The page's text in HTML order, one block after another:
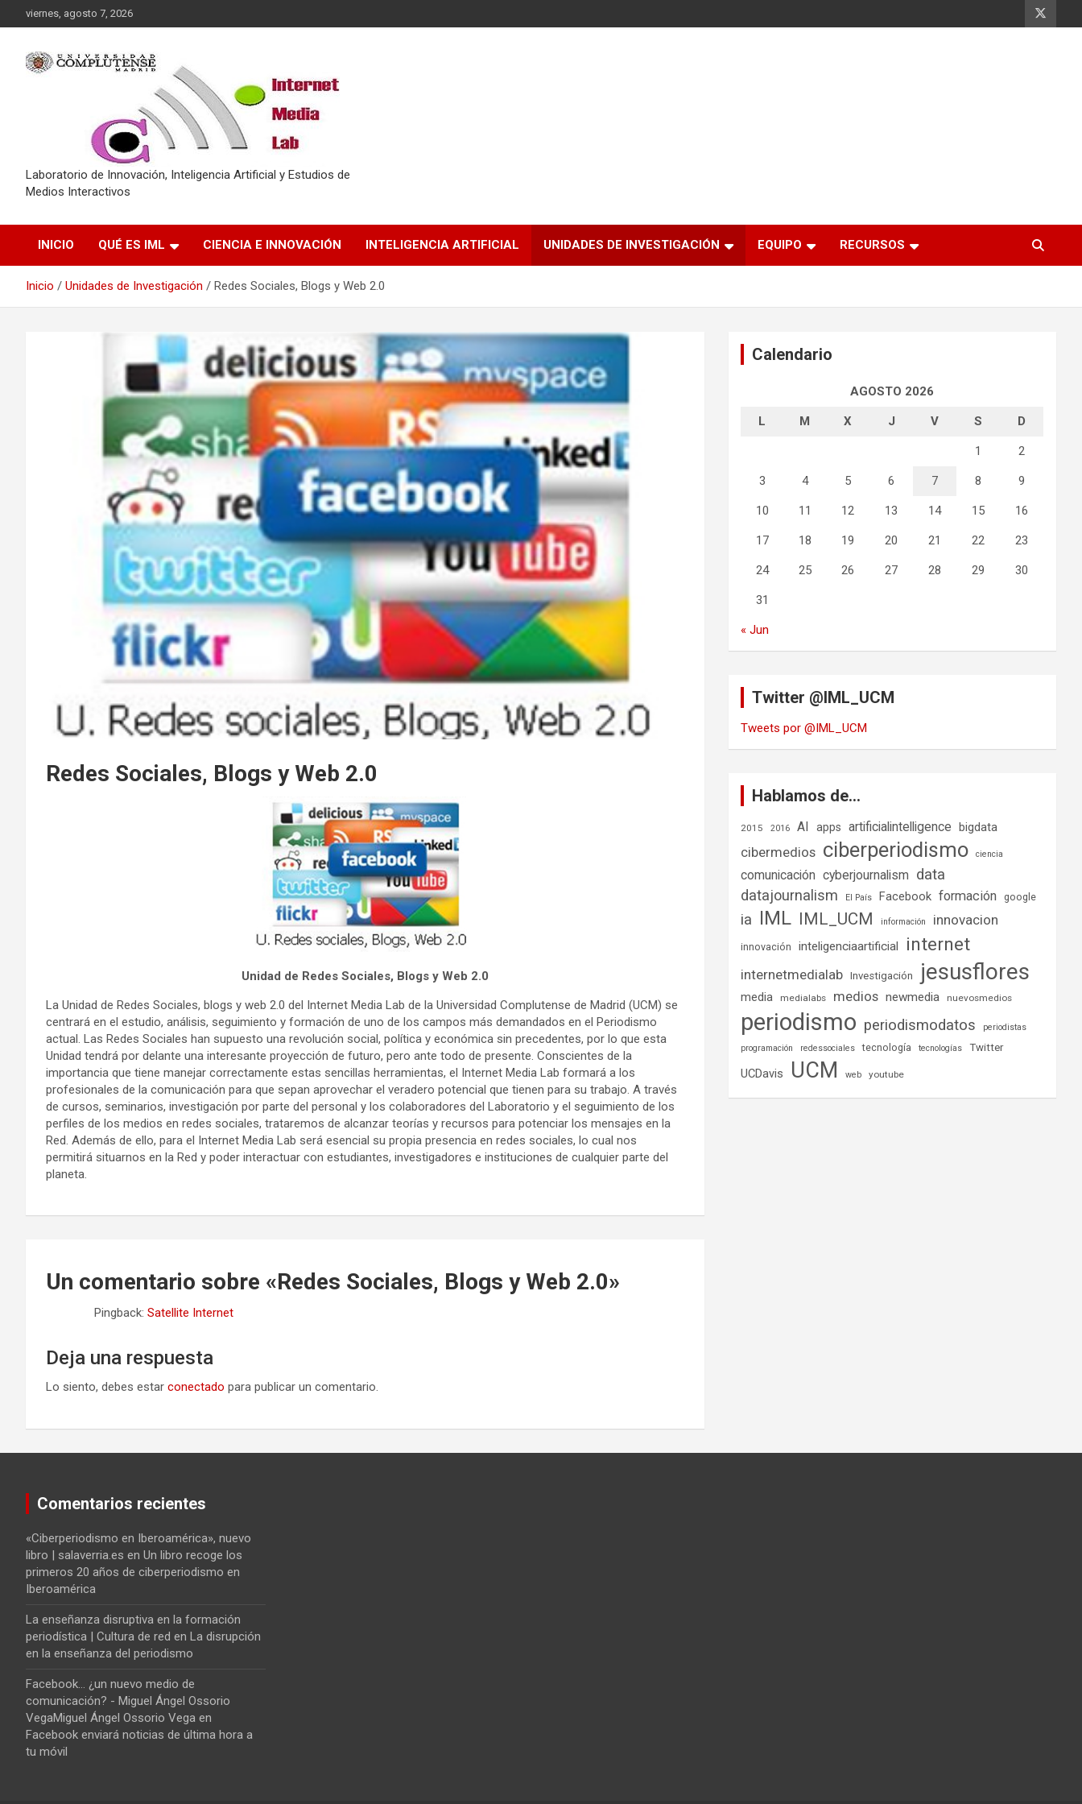
al
viernes, agosto 7, 2026
Laboratorio de Innovación, Inteligencia Artificial y Estudios de
Medios Interactivos
INICIO QUÉ ES IML CIENCIA E INNOVACIÓN INTELIGENCIA ARTIFICIAL UNIDADES DE INVESTIGACIÓN EQUIPO RECURSOS
Inicio Unidades de Investigación Redes Sociales, Blogs y Web 2.0
Redes Sociales, Blogs y Web 2.0
Unidad de Redes Sociales, Blogs y Web 2.0
La Unidad de Redes Sociales, blogs y web 2.0 del Internet Media Lab de la Universidad Complutense de Madrid (UCM) se
centrará en el estudio, análisis, seguimiento y formación de uno de los campos más demandados en el Periodismo
actual. Las Redes Sociales han supuesto una revolución social, política y económica sin precedentes, por lo que esta
Unidad tendrá por delante una interesante proyección de futuro, pero ante todo de presente. Conscientes de la
importancia que tiene manejar correctamente estas sencillas herramientas, el Internet Media Lab formará a los
profesionales de la comunicación para que sepan aprovechar el veradero potencial que tienen para su trabajo. A través
de cursos, seminarios, investigación por parte del personal y los colaboradores del Laboratorio y el seguimiento de los
perfiles de los medios en redes sociales, trataremos de alcanzar teorías y recursos para potenciar los mensajes en la
Red. Además de ello, para el Internet Media Lab será esencial su propia presencia en redes sociales, lo cual nos
permitirá situarnos en la Red y poder interactuar con estudiantes, investigadores e instituciones de cualquier parte del
planeta.
Un comentario sobre «Redes Sociales, Blogs y Web 2.0»
Pingback: Satellite Internet
Deja una respuesta
Lo siento, debes estar conectado para publicar un comentario.
Calendario
AGOSTO 2026
L M X J V S D
1 2
3 4 5 6 7 8 9
10 11 12 13 14 15 16
17 18 19 20 21 22 23
24 25 26 27 28 29 30
31
« Jun
Twitter @IML_UCM
Tweets por @IML_UCM
Hablamos de…
2015 2016 AI apps artificialintelligence bigdata
cibermedios ciberperiodismo ciencia
comunicación cyberjournalism data
datajournalism El País Facebook formación google
ia IML IML_UCM información innovacion
innovación inteligenciaartificial internet
internetmedialab Investigación jesusflores
media medialabs medios newmedia nuevosmedios
periodismo periodismodatos
periodistas
programación
redessociales tecnología tecnologías Twitter
UCDavis UCM web youtube
Comentarios recientes
«Ciberperiodismo en Iberoamérica», nuevo
libro | salaverria.es en Un libro recoge los
primeros 20 años de ciberperiodismo en
Iberoamérica
La enseñanza disruptiva en la formación
periodística | Cultura de red en La disrupción
en la enseñanza del periodismo
Facebook... ¿un nuevo medio de
comunicación? - Miguel Ángel Ossorio
VegaMiguel Ángel Ossorio Vega en
Facebook enviará noticias de última hora a
tu móvil